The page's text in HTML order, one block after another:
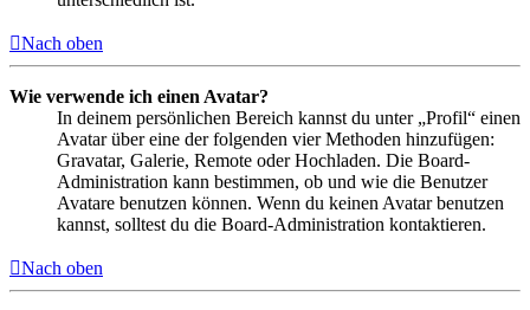
Nach oben
Wie verwende ich einen Avatar?
In deinem persönlichen Bereich kannst du unter „Profil“ einen
Avatar über eine der folgenden vier Methoden hinzufügen:
Gravatar, Galerie, Remote oder Hochladen. Die Board-
Administration kann bestimmen, ob und wie die Benutzer
Avatare benutzen können. Wenn du keinen Avatar benutzen
kannst, solltest du die Board-Administration kontaktieren.
Nach oben